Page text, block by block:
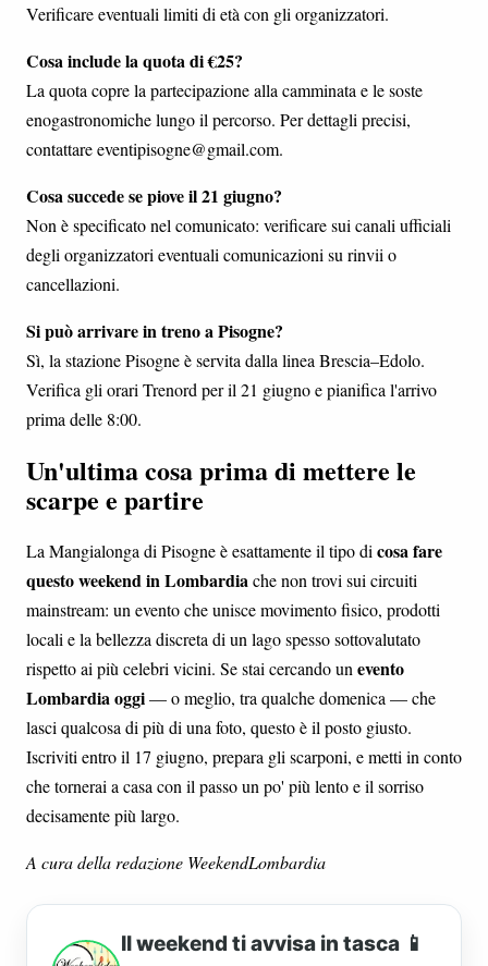
Verificare eventuali limiti di età con gli organizzatori.
Cosa include la quota di €25?
La quota copre la partecipazione alla camminata e le soste
enogastronomiche lungo il percorso. Per dettagli precisi,
contattare eventipisogne@gmail.com.
Cosa succede se piove il 21 giugno?
Non è specificato nel comunicato: verificare sui canali ufficiali
degli organizzatori eventuali comunicazioni su rinvii o
cancellazioni.
Si può arrivare in treno a Pisogne?
Sì, la stazione Pisogne è servita dalla linea Brescia–Edolo.
Verifica gli orari Trenord per il 21 giugno e pianifica l'arrivo
prima delle 8:00.
Un'ultima cosa prima di mettere le
scarpe e partire
La Mangialonga di Pisogne è esattamente il tipo di cosa fare
questo weekend in Lombardiache non trovi sui circuiti
mainstream: un evento che unisce movimento fisico, prodotti
locali e la bellezza discreta di un lago spesso sottovalutato
rispetto ai più celebri vicini. Se stai cercando un evento
Lombardia oggi— o meglio, tra qualche domenica — che
lasci qualcosa di più di una foto, questo è il posto giusto.
Iscriviti entro il 17 giugno, prepara gli scarponi, e metti in conto
che tornerai a casa con il passo un po' più lento e il sorriso
decisamente più largo.
A cura della redazione WeekendLombardia
Il weekend ti avvisa in tasca 📱